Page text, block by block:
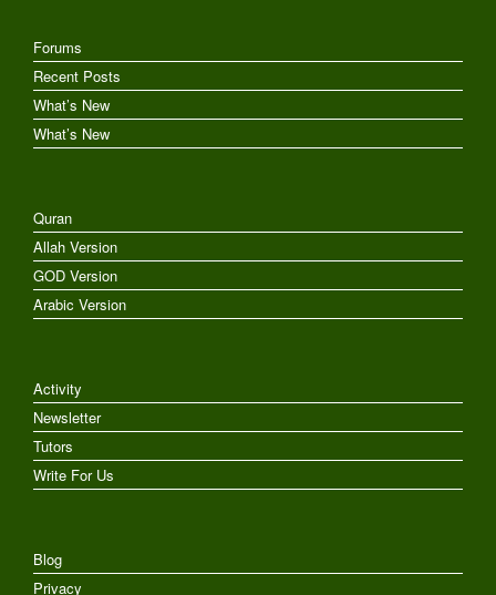
Forums
Recent Posts
What’s New
What’s New
Quran
Allah Version
GOD Version
Arabic Version
Activity
Newsletter
Tutors
Write For Us
Blog
Privacy